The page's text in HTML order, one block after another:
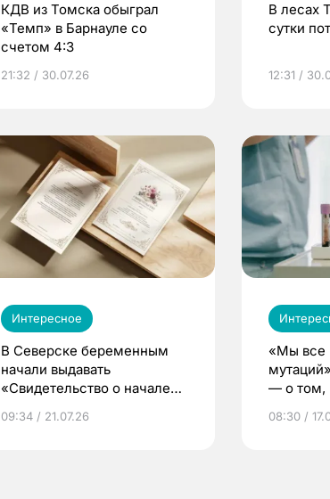
КДВ из Томска обыграл
«Темп» в Барнауле со
счетом 4:3
21:32 / 30.07.26
В лесах
сутки
12:31 /
Интересное
В Северске беременным
начали выдавать
«Свидетельство о начале
09:34 / 21.07.26
«Мы все
— о том,
08:30 /